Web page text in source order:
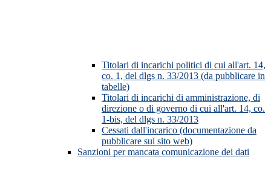
Titolari di incarichi politici di cui all'art. 14,
co. 1, del dlgs n. 33/2013 (da pubblicare in
tabelle)
Titolari di incarichi di amministrazione, di
direzione o di governo di cui all'art. 14, co.
1-bis, del dlgs n. 33/2013
Cessati dall'incarico (documentazione da
pubblicare sul sito web)
Sanzioni per mancata comunicazione dei dati